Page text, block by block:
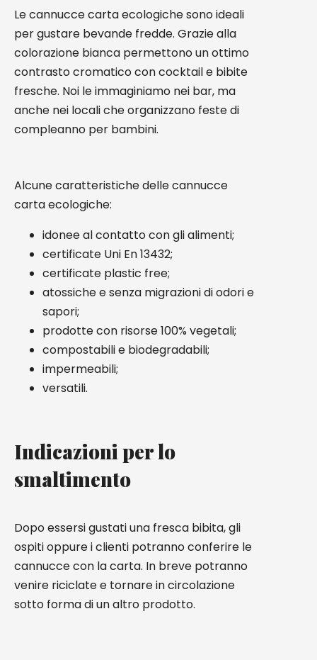
Le cannucce carta ecologiche sono ideali
per gustare bevande fredde. Grazie alla
colorazione bianca permettono un ottimo
contrasto cromatico con cocktail e bibite
fresche. Noi le immaginiamo nei bar, ma
anche nei locali che organizzano feste di
compleanno per bambini.
Alcune caratteristiche delle cannucce
carta ecologiche:
idonee al contatto con gli alimenti;
certificate Uni En 13432;
certificate plastic free;
atossiche e senza migrazioni di odori e
sapori;
prodotte con risorse 100% vegetali;
compostabili e biodegradabili;
impermeabili;
versatili.
Indicazioni per lo
smaltimento
Dopo essersi gustati una fresca bibita, gli
ospiti oppure i clienti potranno conferire le
cannucce con la carta. In breve potranno
venire riciclate e tornare in circolazione
sotto forma di un altro prodotto.